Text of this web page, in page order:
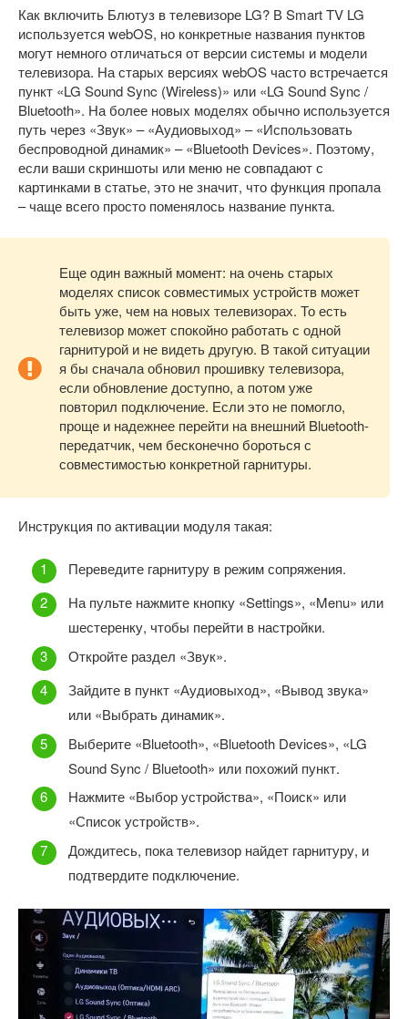
Как включить Блютуз в телевизоре LG? В Smart TV LG
используется webOS, но конкретные названия пунктов
могут немного отличаться от версии системы и модели
телевизора. На старых версиях webOS часто встречается
пункт «LG Sound Sync (Wireless)» или «LG Sound Sync /
Bluetooth». На более новых моделях обычно используется
путь через «Звук» – «Аудиовыход» – «Использовать
беспроводной динамик» – «Bluetooth Devices». Поэтому,
если ваши скриншоты или меню не совпадают с
картинками в статье, это не значит, что функция пропала
– чаще всего просто поменялось название пункта.
Еще один важный момент: на очень старых
моделях список совместимых устройств может
быть уже, чем на новых телевизорах. То есть
телевизор может спокойно работать с одной
гарнитурой и не видеть другую. В такой ситуации
я бы сначала обновил прошивку телевизора,
если обновление доступно, а потом уже
повторил подключение. Если это не помогло,
проще и надежнее перейти на внешний Bluetooth-
передатчик, чем бесконечно бороться с
совместимостью конкретной гарнитуры.
Инструкция по активации модуля такая:
Переведите гарнитуру в режим сопряжения.
На пульте нажмите кнопку «Settings», «Menu» или
шестеренку, чтобы перейти в настройки.
Откройте раздел «Звук».
Зайдите в пункт «Аудиовыход», «Вывод звука»
или «Выбрать динамик».
Выберите «Bluetooth», «Bluetooth Devices», «LG
Sound Sync / Bluetooth» или похожий пункт.
Нажмите «Выбор устройства», «Поиск» или
«Список устройств».
Дождитесь, пока телевизор найдет гарнитуру, и
подтвердите подключение.